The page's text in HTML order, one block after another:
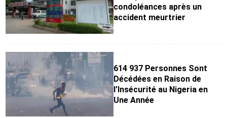
condoléances après un
accident meurtrier
614 937 Personnes Sont
Décédées en Raison de
l’Insécurité au Nigeria en
Une Année